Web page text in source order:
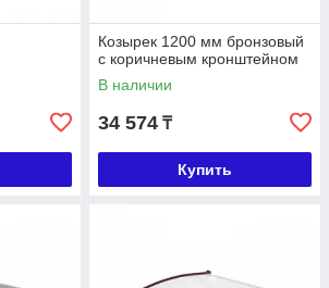
Козырек 1200 мм бронзовый
с коричневым кронштейном
В наличии
34 574 ₸
Купить